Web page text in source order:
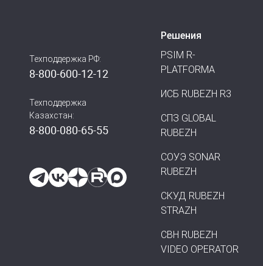
Техподдержка РФ:
8-800-600-12-12
Техподдержка
Казахстан:
8-800-080-65-55
Решения
PSIM R-
PLATFORMA
ИСБ RUBEZH R3
СПЗ GLOBAL
RUBEZH
СОУЭ SONAR
RUBEZH
СКУД RUBEZH
STRAZH
СВН RUBEZH
VIDEO OPERATOR